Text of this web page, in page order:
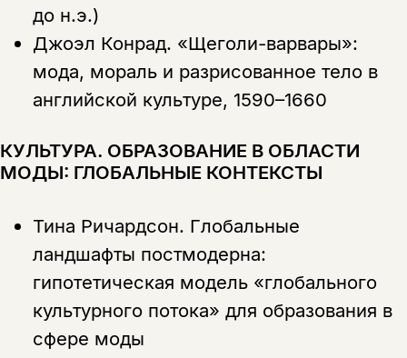
до н.э.)
Джоэл Конрад. «Щеголи-варвары»:
мода, мораль и разрисованное тело в
английской культуре, 1590–1660
КУЛЬТУРА. ОБРАЗОВАНИЕ В ОБЛАСТИ
МОДЫ: ГЛОБАЛЬНЫЕ КОНТЕКСТЫ
Тина Ричардсон. Глобальные
ландшафты постмодерна:
гипотетическая модель «глобального
культурного потока» для образования в
сфере моды